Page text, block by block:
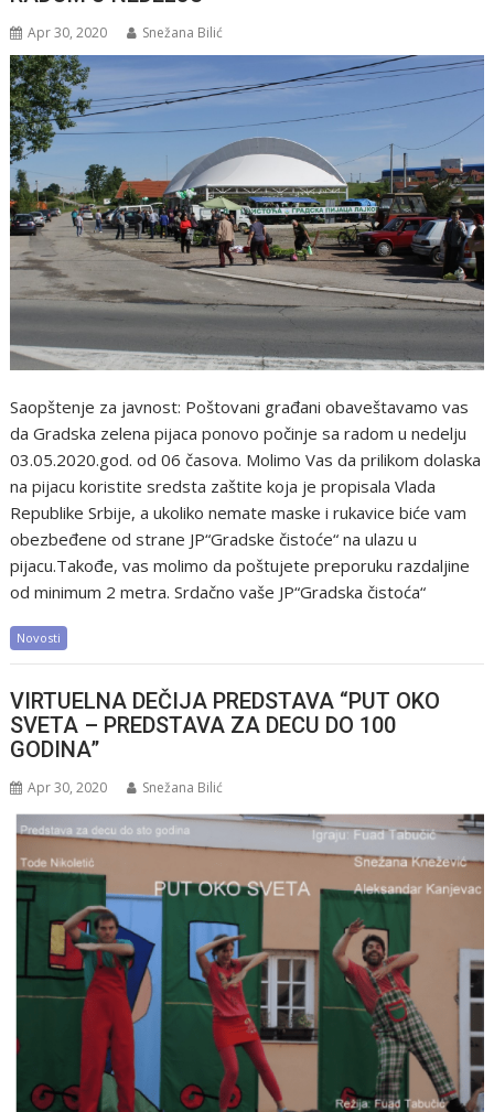
Apr 30, 2020 Snežana Bilić
Saopštenje za javnost: Poštovani građani obaveštavamo vas
da Gradska zelena pijaca ponovo počinje sa radom u nedelju
03.05.2020.god. od 06 časova. Molimo Vas da prilikom dolaska
na pijacu koristite sredsta zaštite koja je propisala Vlada
Republike Srbije, a ukoliko nemate maske i rukavice biće vam
obezbeđene od strane JP“Gradske čistoće“ na ulazu u
pijacu.Takođe, vas molimo da poštujete preporuku razdaljine
od minimum 2 metra. Srdačno vaše JP“Gradska čistoća“
Novosti
VIRTUELNA DEČIJA PREDSTAVA “PUT OKO
SVETA – PREDSTAVA ZA DECU DO 100
GODINA”
Apr 30, 2020 Snežana Bilić